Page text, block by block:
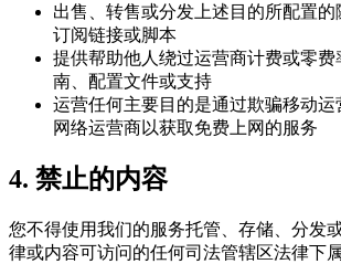
出售、转售或分发上述目的所配置的
订阅链接或脚本
提供帮助他人绕过运营商计费或零
南、配置文件或支持
运营任何主要目的是通过欺骗移动运
网络运营商以获取免费上网的服务
4. 禁止的内容
您不得使用我们的服务托管、存储、分发
律或内容可访问的任何司法管辖区法律下